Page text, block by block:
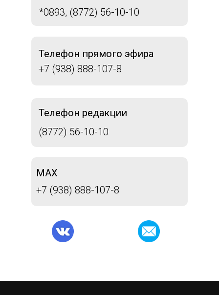
*0893, (8772) 56-10-10
+7 (938) 888-107-8
Телефон прямого эфира
Телефон редакции
(8772) 56-10-10
+7 (938) 888-107-8
MAX